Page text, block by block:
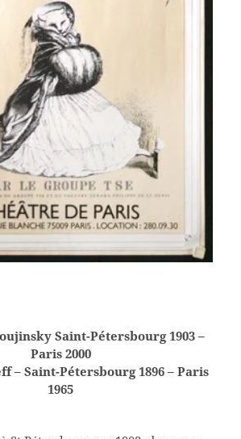
Saint-Pétersbourg 1903 –
Paris 2000
– Saint-Pétersbourg 1896 – Paris
1965